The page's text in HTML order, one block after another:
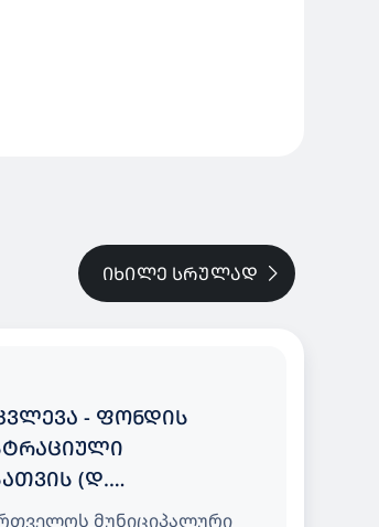
ᲘᲮᲘᲚᲔ ᲡᲠᲣᲚᲐᲓ
- ᲤᲝᲜᲓᲘᲡ
(Დ.
ᲒᲐᲛᲖ. N150) ᲨᲕᲘᲓᲘ
მუნიციპალური